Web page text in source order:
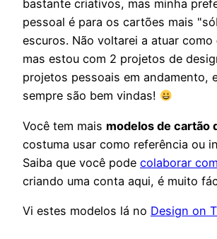
bastante criativos, mas minha
pessoal é para os cartões mais
escuros. Não voltarei a atuar como
mas estou com 2 projetos de
projetos pessoais em andamento,
sempre são bem vindas!
Você tem mais modelos de cartão
costuma usar como referência ou
Saiba que você pode colaborar
criando uma conta aqui, é muito
Vi estes modelos lá no Design on